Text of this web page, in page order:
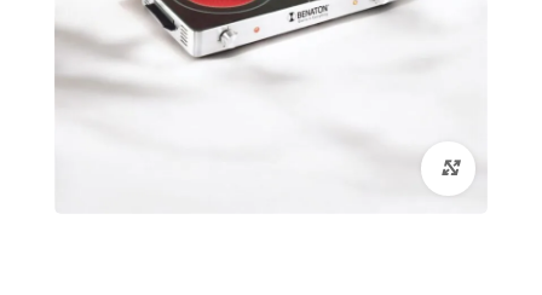
לחץ להגדלה